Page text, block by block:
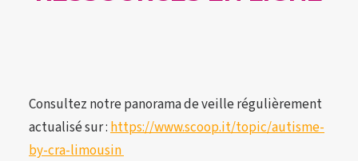
Consultez notre panorama de veille régulièrement
actualisé sur :https://www.scoop.it/topic/autisme-
by-cra-limousin